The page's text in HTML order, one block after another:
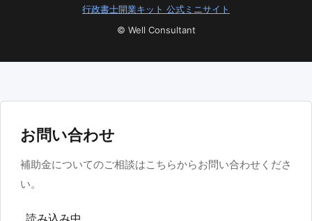
行政書士開業キット 公式ミニサイト
© Well Consultant
お問い合わせ
補助金についてのご相談はこちらからお問い合わせくださ
い。